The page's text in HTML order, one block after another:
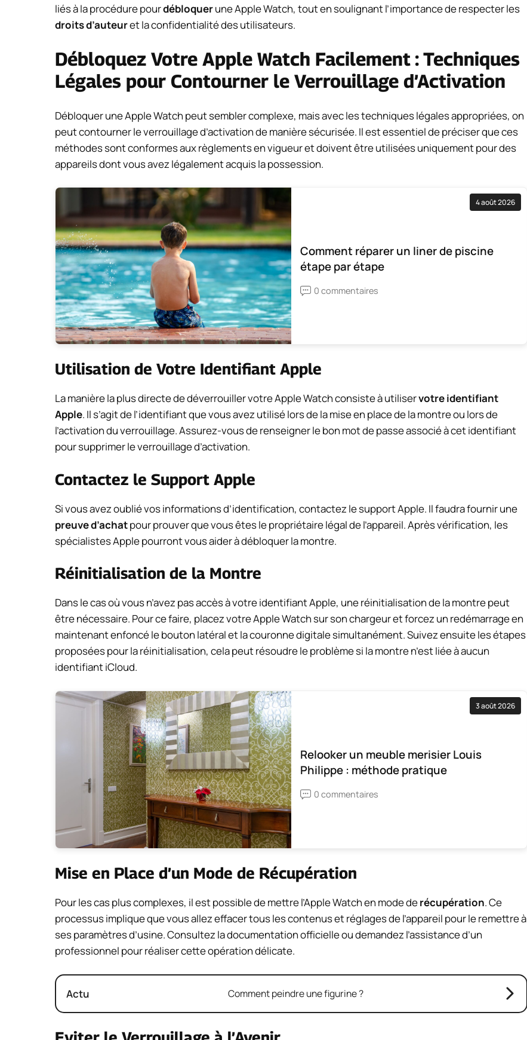
liés à la procédure pourdébloquerune Apple Watch, tout en soulignant l’importance de respecter les
droits d’auteuret la confidentialité des utilisateurs.
Débloquez Votre Apple Watch Facilement : Techniques
Légales pour Contourner le Verrouillage d’Activation
Débloquer une Apple Watch peut sembler complexe, mais avec les techniques légales appropriées, on
peut contourner le verrouillage d’activation de manière sécurisée. Il est essentiel de préciser que ces
méthodes sont conformes aux règlements en vigueur et doivent être utilisées uniquement pour des
appareils dont vous avez légalement acquis la possession.
4 août 2026
Comment réparer un liner de piscine
étape par étape
0 commentaires
Utilisation de Votre Identifiant Apple
La manière la plus directe de déverrouiller votre Apple Watch consiste à utiliservotre identifiant
Apple. Il s’agit de l’identifiant que vous avez utilisé lors de la mise en place de la montre ou lors de
l’activation du verrouillage. Assurez-vous de renseigner le bon mot de passe associé à cet identifiant
pour supprimer le verrouillage d’activation.
Contactez le Support Apple
Si vous avez oublié vos informations d’identification, contactez le support Apple. Il faudra fournir une
preuve d’achatpour prouver que vous êtes le propriétaire légal de l’appareil. Après vérification, les
spécialistes Apple pourront vous aider à débloquer la montre.
Réinitialisation de la Montre
Dans le cas où vous n’avez pas accès à votre identifiant Apple, une réinitialisation de la montre peut
être nécessaire. Pour ce faire, placez votre Apple Watch sur son chargeur et forcez un redémarrage en
maintenant enfoncé le bouton latéral et la couronne digitale simultanément. Suivez ensuite les étapes
proposées pour la réinitialisation, cela peut résoudre le problème si la montre n’est liée à aucun
identifiant iCloud.
3 août 2026
Relooker un meuble merisier Louis
Philippe : méthode pratique
0 commentaires
Mise en Place d’un Mode de Récupération
Pour les cas plus complexes, il est possible de mettre l’Apple Watch en mode derécupération. Ce
processus implique que vous allez effacer tous les contenus et réglages de l’appareil pour le remettre à
ses paramètres d’usine. Consultez la documentation officielle ou demandez l’assistance d’un
professionnel pour réaliser cette opération délicate.
Actu Comment peindre une figurine ?